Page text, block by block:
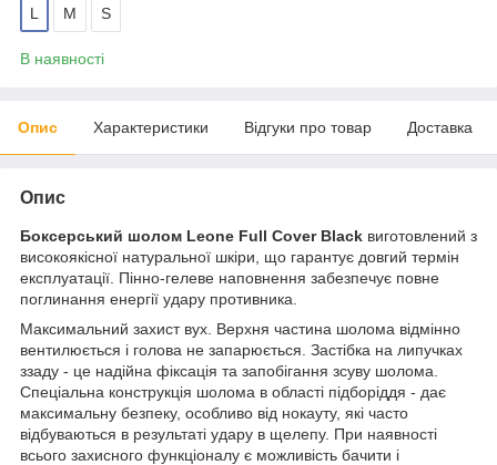
L M S
В наявності
Опис Характеристики Відгуки про товар Доставка
Опис
Боксерський шолом Leone Full Cover Black виготовлений з
високоякісної натуральної шкіри, що гарантує довгий термін
експлуатації. Пінно-гелеве наповнення забезпечує повне
поглинання енергії удару противника.
Максимальний захист вух. Верхня частина шолома відмінно
вентилюється і голова не запарюється. Застібка на липучках
ззаду - це надійна фіксація та запобігання зсуву шолома.
Спеціальна конструкція шолома в області підборіддя - дає
максимальну безпеку, особливо від нокауту, які часто
відбуваються в результаті удару в щелепу. При наявності
всього захисного функціоналу є можливість бачити і